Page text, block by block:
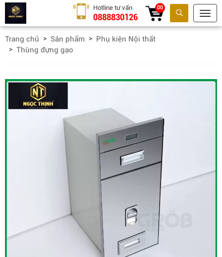
Tìm kiếm
Hotline tư vấn
0888830126
00
Trang chủ Sản phẩm
Phụ kiện Nội thất
Thùng đựng gạo